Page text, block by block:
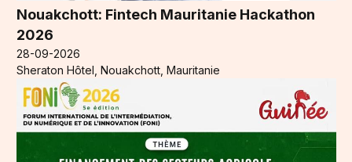
Nouakchott: Fintech Mauritanie Hackathon
2026
28-09-2026
Sheraton Hôtel, Nouakchott, Mauritanie